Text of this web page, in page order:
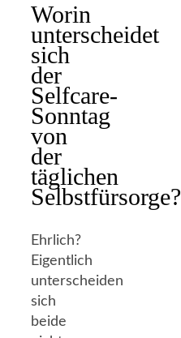
Worin
unterscheidet
sich
der
Selfcare-
Sonntag
von
der
täglichen
Selbstfürsorge?
Ehrlich?
Eigentlich
unterscheiden
sich
beide